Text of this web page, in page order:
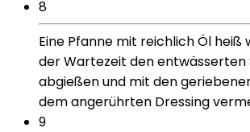
8
Eine Pfanne mit reichlich Öl heiß
der Wartezeit den entwässerten
abgießen und mit den
dem angerührten Dressing
9